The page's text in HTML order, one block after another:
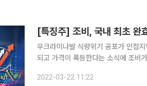
우크라이나발 식량위기 공포가 인접
되고 가격이 폭등한다는 소식에 조비가 상승세다. 조비는 국내 최초 완효
전일대비 1100원(4.78%) 상승한 2
2022-03-22 11:22